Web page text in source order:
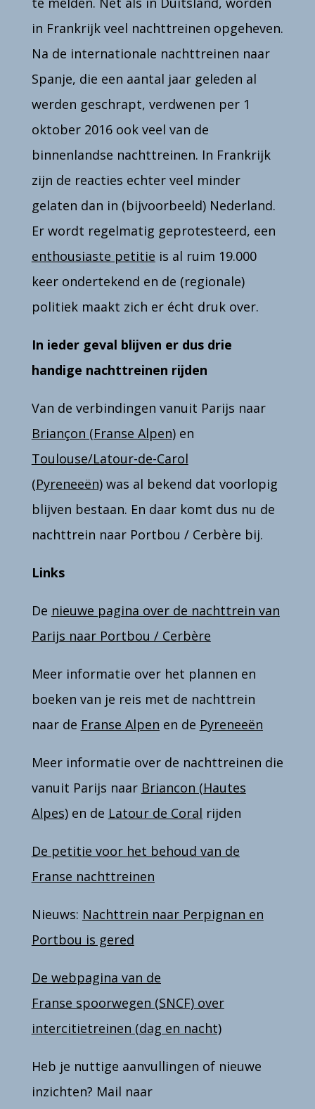
in Frankrijk veel nachttreinen opgeheven.
Na de internationale nachttreinen naar
Spanje, die een aantal jaar geleden al
werden geschrapt, verdwenen per 1
oktober 2016 ook veel van de
binnenlandse nachttreinen. In Frankrijk
zijn de reacties echter veel minder
gelaten dan in (bijvoorbeeld) Nederland.
Er wordt regelmatig geprotesteerd, een
enthousiaste petitie is al ruim 19.000
keer ondertekend en de (regionale)
politiek maakt zich er écht druk over.
In ieder geval blijven er dus drie
handige nachttreinen rijden
Van de verbindingen vanuit Parijs naar
Briançon (Franse Alpen)en
Toulouse/Latour-de-Carol
(Pyreneeën)was al bekend dat voorlopig
blijven bestaan. En daar komt dus nu de
nachttrein naar Portbou / Cerbère bij.
Links
De nieuwe pagina over de nachttrein van
Parijs naar Portbou / Cerbère
Meer informatie over het plannen en
boeken van je reis met de nachttrein
naar de Franse Alpen en de Pyreneeën
Meer informatie over de nachttreinen die
vanuit Parijs naar Briancon (Hautes
Alpes)en de Latour de Coral rijden
De petitie voor het behoud van de
Franse nachttreinen
Nieuws: Nachttrein naar Perpignan en
Portbou is gered
De webpagina van de
Franse spoorwegen (SNCF) over
intercitietreinen (dag en nacht)
Heb je nuttige aanvullingen of nieuwe
inzichten? Mail naar